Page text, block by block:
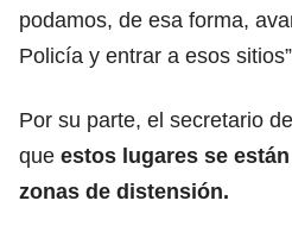
podamos, de esa forma,
Policía y entrar a esos
Por su parte, el secretario
que estos lugares se
zonas de distensión.